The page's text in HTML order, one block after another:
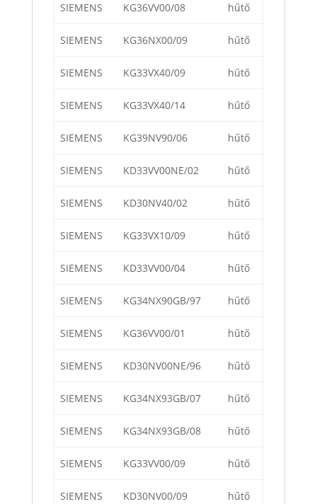
SIEMENS KG36VV00/08 hűtő
SIEMENS KG36NX00/09 hűtő
SIEMENS KG33VX40/09 hűtő
SIEMENS KG33VX40/14 hűtő
SIEMENS KG39NV90/06 hűtő
SIEMENS KD33VV00NE/02 hűtő
SIEMENS KD30NV40/02 hűtő
SIEMENS KG33VX10/09 hűtő
SIEMENS KD33VV00/04 hűtő
SIEMENS KG34NX90GB/97 hűtő
SIEMENS KG36VV00/01 hűtő
SIEMENS KD30NV00NE/96 hűtő
SIEMENS KG34NX93GB/07 hűtő
SIEMENS KG34NX93GB/08 hűtő
SIEMENS KG33VV00/09 hűtő
SIEMENS KD30NV00/09 hűtő